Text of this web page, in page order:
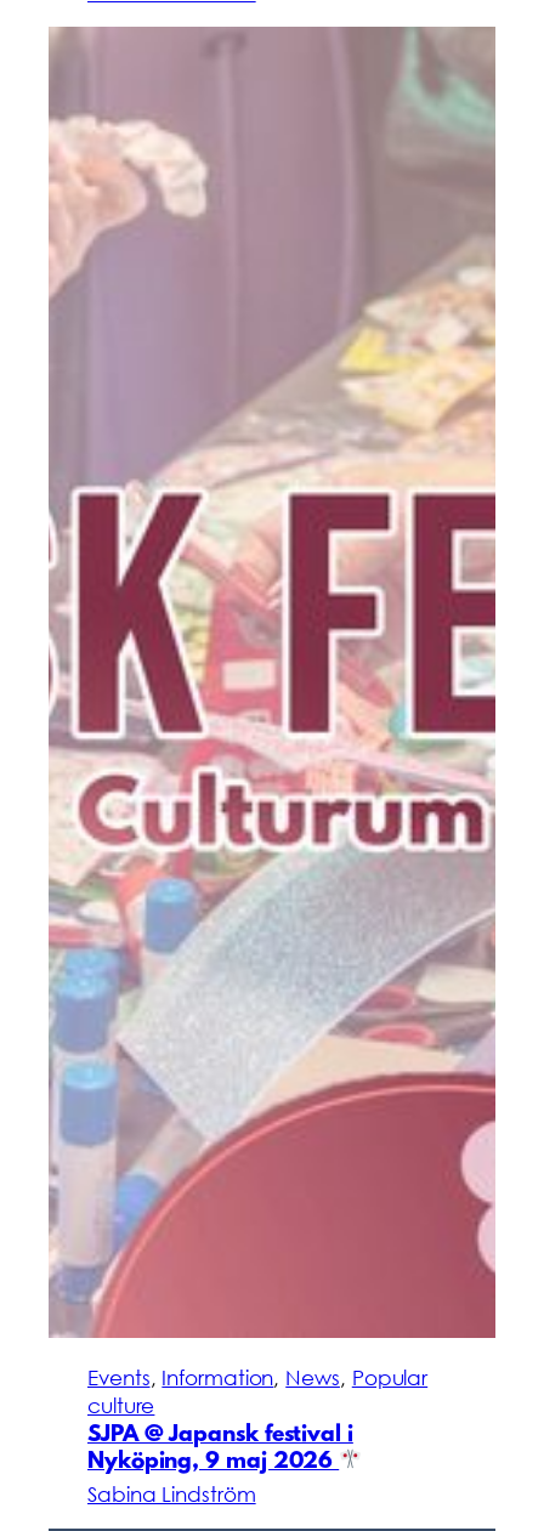
Events, Information, News, Popular
culture
SJPA @ Japansk festival i
Nyköping, 9 maj 2026
Sabina Lindström